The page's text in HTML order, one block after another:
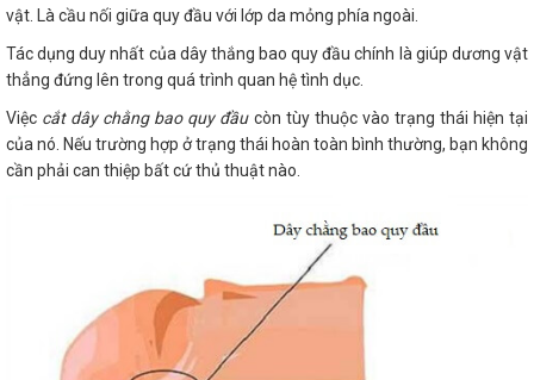
vật. Là cầu nối giữa quy đầu với lớp da mỏng phía ngoài.
Tác dụng duy nhất của dây thắng bao quy đầu chính là giúp dương vật
thẳng đứng lên trong quá trình quan hệ tình dục.
Việc cắt dây chằng bao quy đầu còn tùy thuộc vào trạng thái hiện tại
của nó. Nếu trường hợp ở trạng thái hoàn toàn bình thường, bạn không
cần phải can thiệp bất cứ thủ thuật nào.